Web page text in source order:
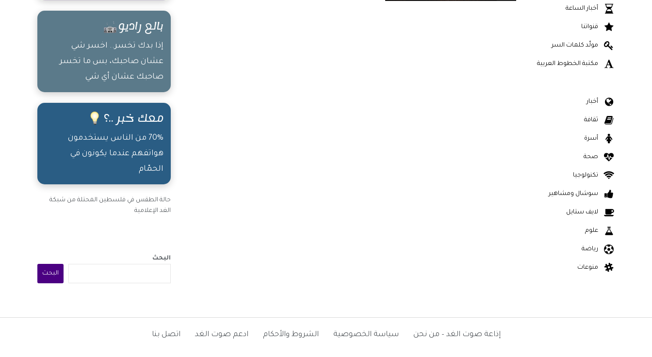
بالع راديو
إذا بدك تخسر.. اخسر شي
عشان صاحبك، بس ما تخسر
صاحبك عشان أي شي
معك خبر ..؟
70% من الناس يستخدمون
هواتفهم عندما يكونون في
الحمّام
حالة الطقس في فلسطين المحتلة من شبكة
الغد الإعلامية
البحث
البحث
أخبار الساعة
قنواتنا
مولّد كلمات السر
مكتبة الخطوط العربية
أخبار
ثقافة
أسرة
صحة
تكنولوجيا
سوشال ومشاهير
لايف ستايل
علوم
رياضة
منوعات
إذاعة صوت الغد – من نحن سياسة الخصوصية الشروط والأحكام ادعم صوت الغد اتصل بنا